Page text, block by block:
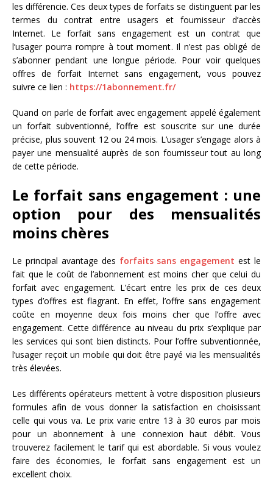
les différencie. Ces deux types de forfaits se distinguent par les
termes du contrat entre usagers et fournisseur d’accès
Internet. Le forfait sans engagement est un contrat que
l’usager pourra rompre à tout moment. Il n’est pas obligé de
s’abonner pendant une longue période. Pour voir quelques
offres de forfait Internet sans engagement, vous pouvez
suivre ce lien : https://1abonnement.fr/
Quand on parle de forfait avec engagement appelé également
un forfait subventionné, l’offre est souscrite sur une durée
précise, plus souvent 12 ou 24 mois. L’usager s’engage alors à
payer une mensualité auprès de son fournisseur tout au long
de cette période.
Le forfait sans engagement : une
option pour des mensualités
moins chères
Le principal avantage des forfaits sans engagement est le
fait que le coût de l’abonnement est moins cher que celui du
forfait avec engagement. L’écart entre les prix de ces deux
types d’offres est flagrant. En effet, l’offre sans engagement
coûte en moyenne deux fois moins cher que l’offre avec
engagement. Cette différence au niveau du prix s’explique par
les services qui sont bien distincts. Pour l’offre subventionnée,
l’usager reçoit un mobile qui doit être payé via les mensualités
très élevées.
Les différents opérateurs mettent à votre disposition plusieurs
formules afin de vous donner la satisfaction en choisissant
celle qui vous va. Le prix varie entre 13 à 30 euros par mois
pour un abonnement à une connexion haut débit. Vous
trouverez facilement le tarif qui est abordable. Si vous voulez
faire des économies, le forfait sans engagement est un
excellent choix.